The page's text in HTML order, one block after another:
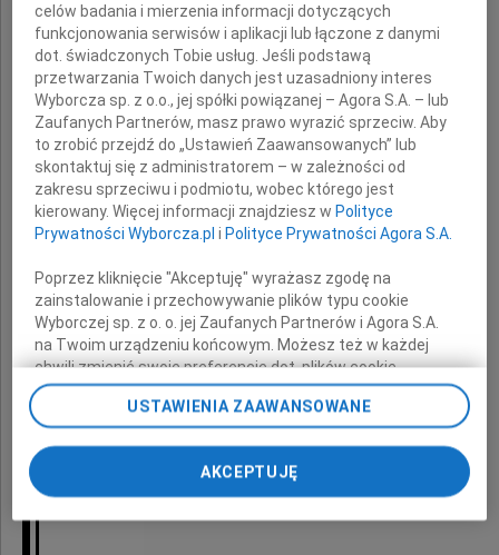
Marka Grodka
Tęsknię Kochany
Maryna
celów badania i mierzenia informacji dotyczących
funkcjonowania serwisów i aplikacji lub łączone z danymi
dot. świadczonych Tobie usług. Jeśli podstawą
przetwarzania Twoich danych jest uzasadniony interes
Wyborcza sp. z o.o., jej spółki powiązanej – Agora S.A. – lub
Zaufanych Partnerów, masz prawo wyrazić sprzeciw. Aby
to zrobić przejdź do „Ustawień Zaawansowanych” lub
skontaktuj się z administratorem – w zależności od
zakresu sprzeciwu i podmiotu, wobec którego jest
kierowany. Więcej informacji znajdziesz w Polityce
Prywatności Wyborcza.pl i Polityce Prywatności Agora S.A.
Poprzez kliknięcie "Akceptuję" wyrażasz zgodę na
zainstalowanie i przechowywanie plików typu cookie
Wyborczej sp. z o. o. jej Zaufanych Partnerów i Agora S.A.
na Twoim urządzeniu końcowym. Możesz też w każdej
chwili zmienić swoje preferencje dot. plików cookie,
ponownie wywołując narzędzie do zarządzania Twoimi
preferencjami dot. przetwarzania danych poprzez
odnośnik „Ustawienia prywatności” w stopce serwisu i
przechodząc do sekcji „Ustawienia zaawansowane”.
Zmiana ustawień plików cookie możliwa jest także za
pomocą ustawień przeglądarki.
USTAWIENIA ZAAWANSOWANE
AKCEPTUJĘ